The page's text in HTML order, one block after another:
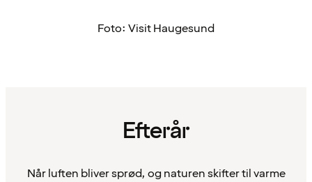
Foto: Visit Haugesund
Efterår
Når luften bliver sprød, og naturen skifter til varme